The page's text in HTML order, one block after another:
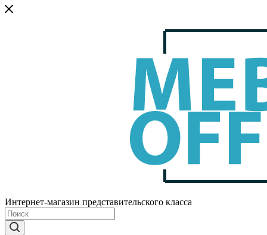
Интернет-магазин представительского класса